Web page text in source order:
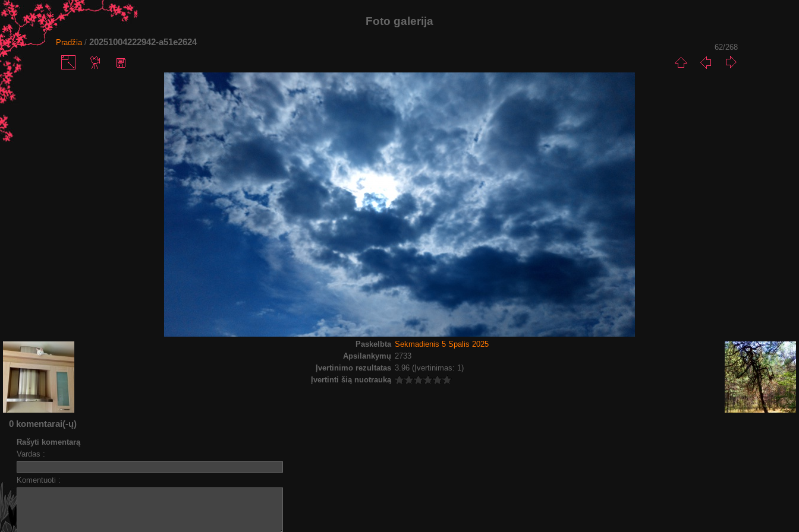
Foto galerija
Pradžia/20251004222942-a51e2624
62/268
Paskelbta Sekmadienis 5 Spalis 2025
Apsilankymų 2733
Įvertinimo rezultatas 3.96 (Įvertinimas: 1)
Įvertinti šią nuotrauką
0 komentarai(-ų)
Rašyti komentarą
Vardas :
Komentuoti :